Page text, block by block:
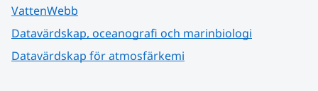
VattenWebb
Datavärdskap, oceanografi och marinbiologi
Datavärdskap för atmosfärkemi